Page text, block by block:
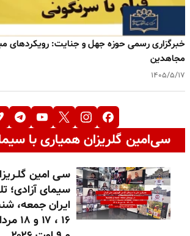
خبرگزاری رسمی حوزه جهل و جنایت: رویکردهای
مجاهدین
۱۴۰۵/۵/۱۷
سی‌امین گلریزان همیاری با
سـی امین
سیمای آزادی؛
ایران جمعه،